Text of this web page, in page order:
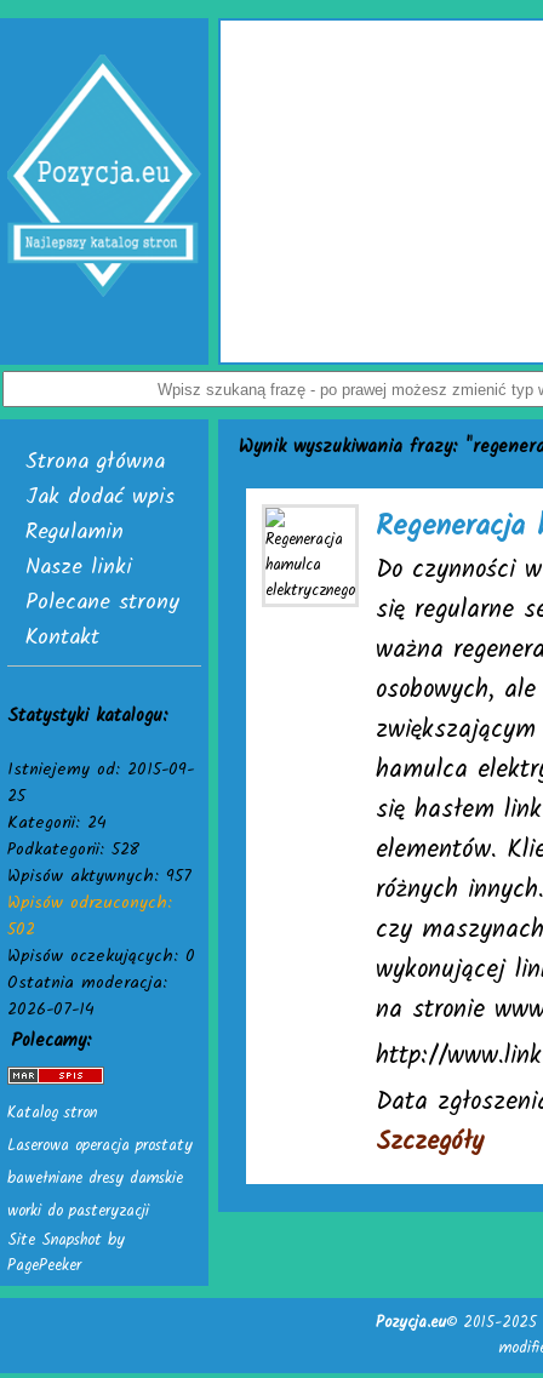
Strona główna
Jak dodać wpis
Regulamin
Nasze linki
Polecane strony
Kontakt
Statystyki katalogu:
Istniejemy od: 2015-09-
25
Kategorii: 24
Podkategorii: 528
Wpisów aktywnych: 957
Wpisów odrzuconych:
502
Wpisów oczekujących: 0
Ostatnia moderacja:
2026-07-14
Polecamy:
Katalog stron
Laserowa operacja prostaty
bawełniane dresy damskie
worki do pasteryzacji
Site Snapshot by
PagePeeker
Wynik wyszukiwania frazy:
Do czynności
się regularne
ważna
osobowych,
hamulca
się hasłem
elementów.
różnych
czy
wykonującej
na stronie
http://
Data
Szczegóły
Pozycja.eu© 2015-